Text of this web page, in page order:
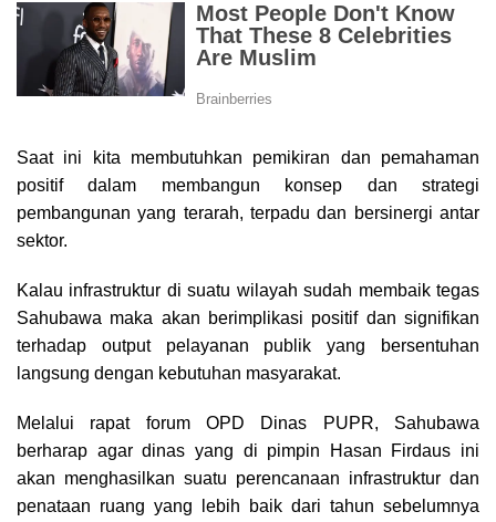
Saat ini kita membutuhkan pemikiran dan pemahaman
positif dalam membangun konsep dan strategi
pembangunan yang terarah, terpadu dan bersinergi antar
sektor.
Kalau infrastruktur di suatu wilayah sudah membaik tegas
Sahubawa maka akan berimplikasi positif dan signifikan
terhadap output pelayanan publik yang bersentuhan
langsung dengan kebutuhan masyarakat.
Melalui rapat forum OPD Dinas PUPR, Sahubawa
berharap agar dinas yang di pimpin Hasan Firdaus ini
akan menghasilkan suatu perencanaan infrastruktur dan
penataan ruang yang lebih baik dari tahun sebelumnya